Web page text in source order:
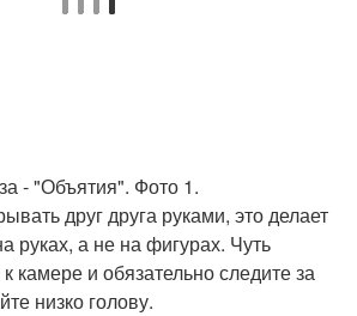
- "Объятия". Фото 1.
друг друга руками, это делает
руках, а не на фигурах. Чуть
камере и обязательно следите за
низко голову.